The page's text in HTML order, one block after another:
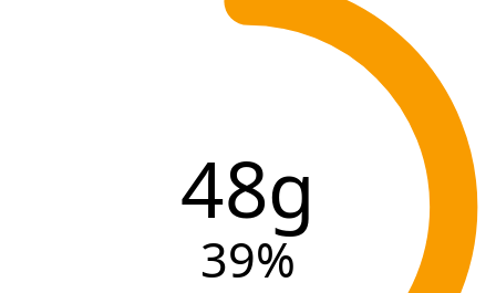
48g
39%